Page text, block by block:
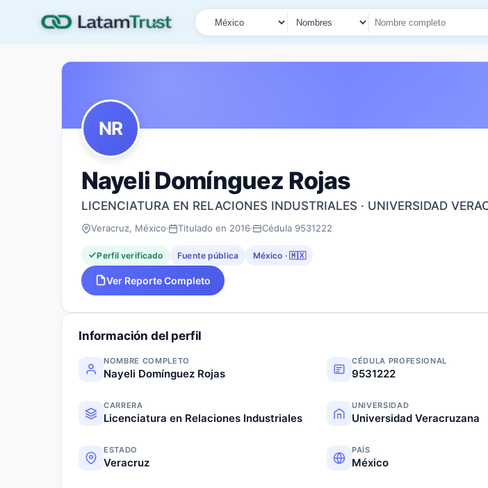
País
Tipo de búsqueda
Nombre o documento
NR
Nayeli Domínguez Rojas
LICENCIATURA EN RELACIONES INDUSTRIALES · UNIVERSIDAD
Veracruz, México Titulado en 2016 Cédula 9531222
Perfil verificado Fuente pública México · 🇲🇽
Ver Reporte Completo
Información del perfil
NOMBRE COMPLETO
Nayeli Domínguez Rojas
CÉDULA PROFESIONAL
9531222
CARRERA
Licenciatura en Relaciones Industriales
UNIVERSIDAD
Universidad Veracruzana
ESTADO
Veracruz
PAÍS
México